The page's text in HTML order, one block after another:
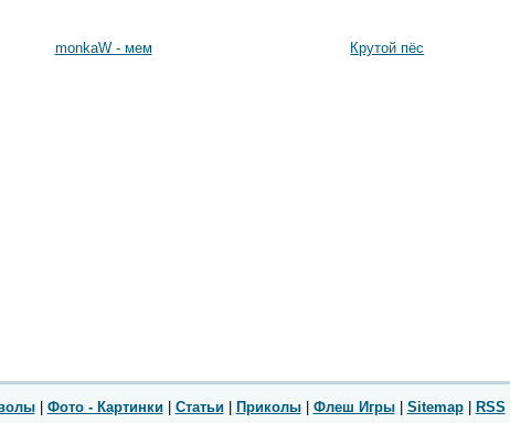
monkaW - мем Крутой пёс
| Фото - Картинки Статьи Приколы| Флеш Игры| Sitemap| RSS